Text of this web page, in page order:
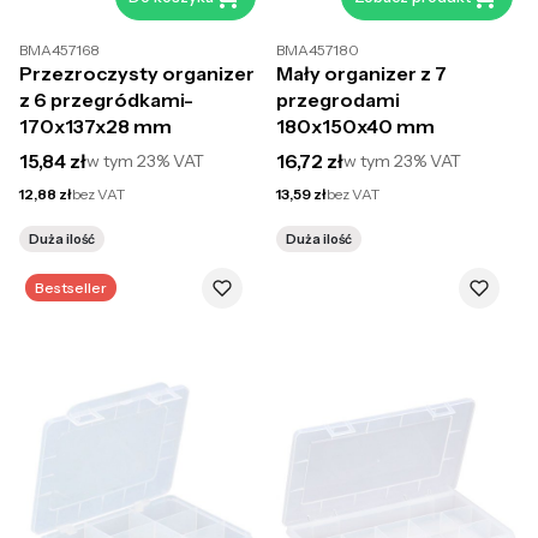
BMA457168
Przezroczysty organizer
z 6 przegródkami-
170x137x28 mm
Cena brutto
15,84 złw tym 23%VAT
Cena netto
12,88 złbez VAT
Duża ilość
BMA457180
Mały organizer z 7
przegrodami
180x150x40 mm
Cena brutto
16,72 złw tym23%VAT
Cena netto
13,59 złbez VAT
Duża ilość
Bestseller